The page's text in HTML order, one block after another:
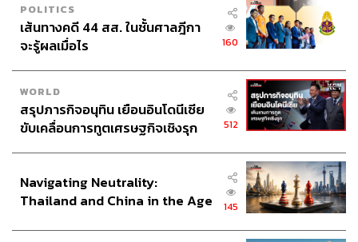
POLITICS
เส้นทางคดี 44 สส. ในชั้นศาลฎีกา
จะรู้ผลเมื่อไร
160
WORLD
สรุปภารกิจอนุทิน เยือนอินโดนีเซีย
ขับเคลื่อนการทูตเศรษฐกิจเชิงรุก
512
Navigating Neutrality:
Thailand and China in the Age
145